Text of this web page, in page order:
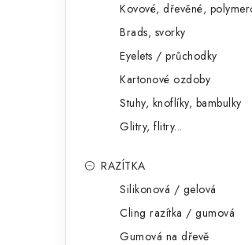
Kovové, dřevěné,
Brads, svorky
Eyelets / průchodky
Kartonové ozdoby
Stuhy, knoflíky, bambulky
Glitry, flitry...
RAZÍTKA
Silikonová / gelová
Cling razítka / gumová
Gumová na dřevě